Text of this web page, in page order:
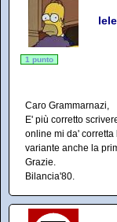
1 punto
Caro Grammarnazi,
E' più corretto
online mi da'
variante anche la
Grazie.
Bilancia'80.